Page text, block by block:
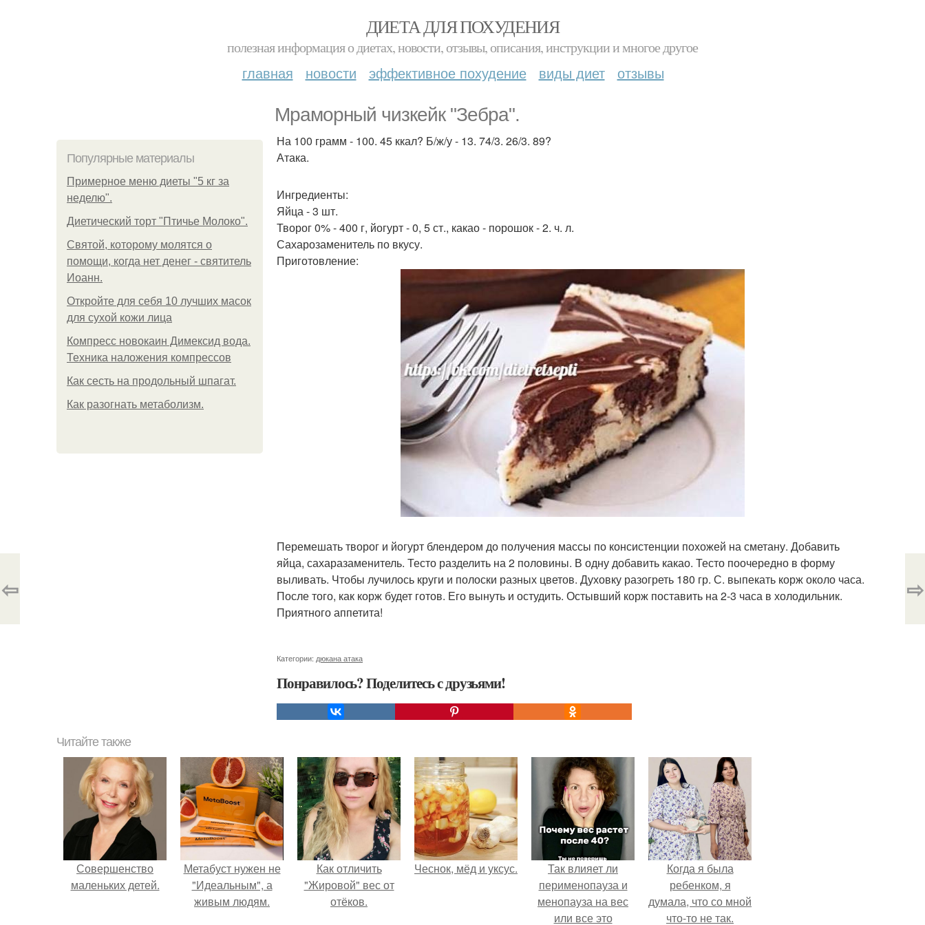
ДИЕТА ДЛЯ ПОХУДЕНИЯ
полезная информация о диетах, новости, отзывы, описания, инструкции и многое другое
главная новости эффективное похудение виды диет отзывы
Мраморный чизкейк "Зебра".
Популярные материалы
Примерное меню диеты "5 кг за
неделю".
Диетический торт "Птичье Молоко".
Святой, которому молятся о
помощи, когда нет денег - святитель
Иоанн.
Откройте для себя 10 лучших масок
для сухой кожи лица
Компресс новокаин Димексид вода.
Техника наложения компрессов
Как сесть на продольный шпагат.
Как разогнать метаболизм.
На 100 грамм - 100. 45 ккал? Б/ж/у - 13. 74/3. 26/3. 89?
Атака.
Ингредиенты:
Яйца - 3 шт.
Творог 0% - 400 г, йогурт - 0, 5 ст., какао - порошок - 2. ч. л.
Сахарозаменитель по вкусу.
Приготовление:
Перемешать творог и йогурт блендером до получения массы по консистенции похожей на сметану. Добавить
яйца, сахаразаменитель. Тесто разделить на 2 половины. В одну добавить какао. Тесто поочередно в форму
выливать. Чтобы лучилось круги и полоски разных цветов. Духовку разогреть 180 гр. С. выпекать корж около часа.
После того, как корж будет готов. Его вынуть и остудить. Остывший корж поставить на 2-3 часа в холодильник.
Приятного аппетита!
Категории: дюкана атака
Понравилось? Поделитесь с друзьями!
⇦ ⇨
Читайте также
Совершенство
маленьких детей.
Метабуст нужен не
"Идеальным", а
живым людям.
Как отличить
"Жировой" вес от
отёков.
Чеснок, мёд и уксус.
Так влияет ли
перименопауза и
менопауза на вес
или все это
Когда я была
ребенком, я
думала, что со мной
что-то не так.